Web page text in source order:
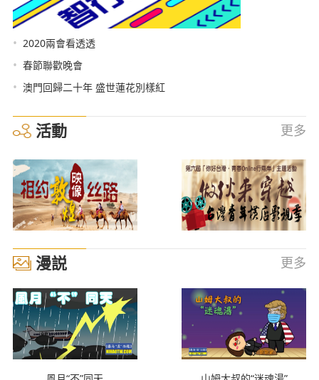
• 2020兩會看透透
• 春節聯歡晚會
• 澳門回歸二十年 盛世蓮花別樣紅
活動 更多
漫説 更多